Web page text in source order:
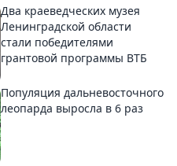
Два краеведческих музея
Ленинградской области
стали победителями
грантовой программы ВТБ
Популяция дальневосточного
леопарда выросла в 6 раз